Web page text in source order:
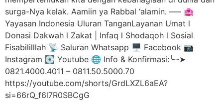
surga-Nya kelak. Aamiin ya Rabbal ‘alamin. —– 🏩
Yayasan Indonesia Uluran TanganLayanan Umat l
Donasi Dakwah l Zakat | Infaq l Shodaqoh l Sosial
Fisabililllah 📡 Saluran Whatsapp 🖥️ Facebook 📷
Instagram 💽 Youtube 🌐 Info & Konfirmasi:╰┈➤
0821.4000.4011 – 0811.50.5000.70
https://youtube.com/shorts/GrdLXZL6aEA?
si=66rQ_f6l7R0SBCgG